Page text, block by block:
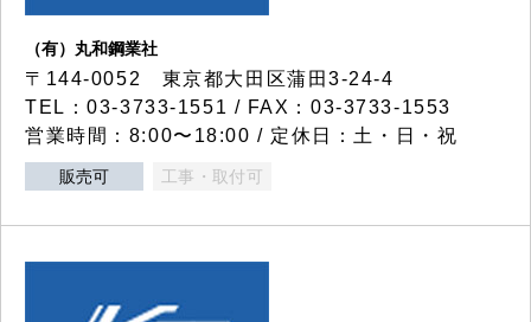
（有）丸和鋼業社
〒144-0052 東京都大田区蒲田3-24-4
TEL：03-3733-1551 / FAX：03-3733-1553
営業時間：8:00〜18:00 / 定休日：土・日・祝
販売可 工事・取付可